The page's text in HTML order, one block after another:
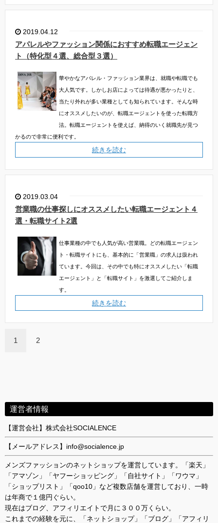
2019.04.12
アパレルやファッション関係におすすめ転職エージェン
ト（特化型４選、総合型３選）
華やかなアパレル・ファッション業界は、就職や転職でも
大人気です。しかしお店によっては待遇が悪かったりと、
当たり外れが多い業種としても知られています。そんな時
にオススメしたいのが、転職エージェントを使った転職方
法。転職エージェントを使えば、納得のいく就職先が見つ
かるので非常に便利です。
続きを読む
2019.03.04
営業職の仕事探しにオススメしたい転職エージェント４
選・転職サイト2選
仕事業種の中でも人気が高い営業職。どの転職エージェン
ト・転職サイトにも、基本的に「営業職」の求人は扱われ
ています。今回は、その中でも特にオススメしたい「転職
エージェント」と「転職サイト」を激選してご紹介しま
す。
続きを読む
1 2
運営者情報
【運営会社】株式会社SOCIALENCE
【メールアドレス】info@socialence.jp
メンズファッションのネットショップを運営しています。「楽天」
「アマゾン」「ヤフーショッピング」「自社サイト」「ワウマ」
「ショップリスト」「qoo10」など複数店舗を運営しており、一時
は年商で１億円ぐらい。
現在はブログ、アフィリエイトで月に３００万くらい。
これまでの経験を元に、「ネットショップ」「ブログ」「アフィリ